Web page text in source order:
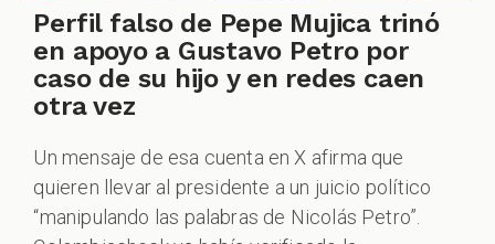
Perfil falso de Pepe Mujica trinó
en apoyo a Gustavo Petro por
caso de su hijo y en redes caen
otra vez
Un mensaje de esa cuenta en X afirma que
quieren llevar al presidente a un juicio político
“manipulando las palabras de Nicolás Petro”.